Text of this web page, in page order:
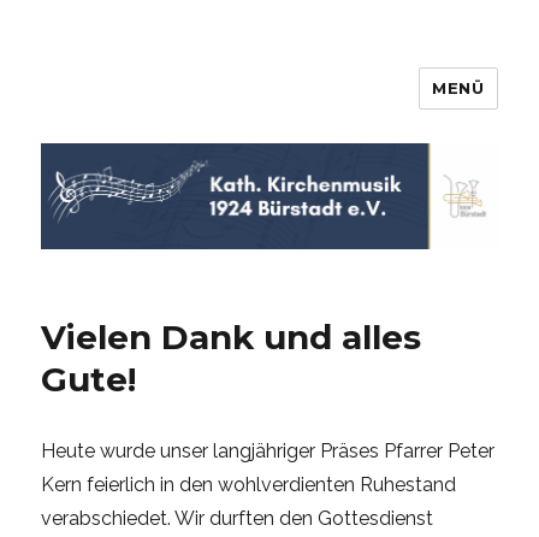
MENÜ
Vielen Dank und alles
Gute!
Heute wurde unser langjähriger Präses Pfarrer Peter
Kern feierlich in den wohlverdienten Ruhestand
verabschiedet. Wir durften den Gottesdienst